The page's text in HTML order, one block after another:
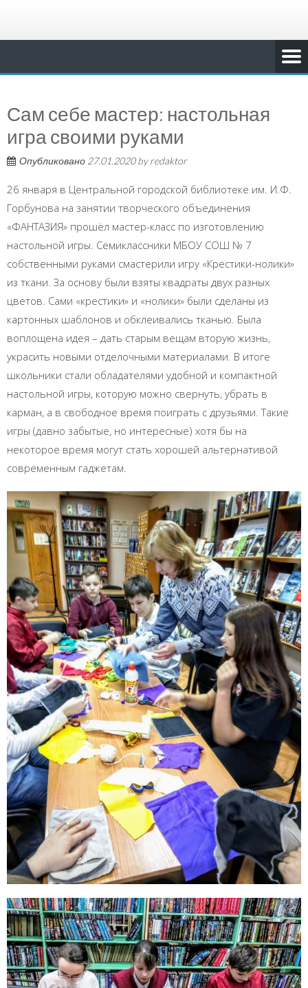
Сам себе мастер: настольная
игра своими руками
Опубликовано 27.01.2020byredaktor
26 января в Центральной городской библиотеке им. И.Ф.
Горбунова на занятии творческого объединения
«ФАНТАЗИЯ» прошёл мастер-класс по изготовлению
настольной игры. Семиклассники МБОУ СОШ № 7
собственными руками смастерили игру «Крестики-нолики»
из ткани. За основу были взяты квадраты двух разных
цветов. Сами «крестики» и «нолики» были сделаны из
картонных шаблонов и обклеивались тканью. Была
воплощена идея – дать старым вещам вторую жизнь,
украсить новыми отделочными материалами. В итоге
школьники стали обладателями удобной и компактной
настольной игры, которую можно свернуть, убрать в
карман, а в свободное время поиграть с друзьями. Такие
игры (давно забытые, но интересные) хотя бы на
некоторое время могут стать хорошей альтернативой
современным гаджетам.